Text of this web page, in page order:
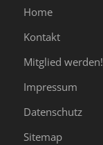
Home
Kontakt
Mitglied werden!
Impressum
Datenschutz
Sitemap